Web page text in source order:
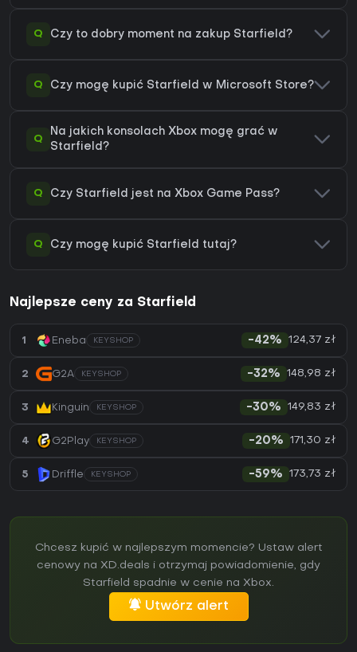
Q Czy to dobry moment na zakup Starfield?
Q Czy mogę kupić Starfield w Microsoft Store?
Q
Na jakich konsolach Xbox mogę grać w
Starfield?
Q Czy Starfield jest na Xbox Game Pass?
Q Czy mogę kupić Starfield tutaj?
Najlepsze ceny za Starfield
1 Eneba KEYSHOP -42% 124,37 zł
2 G2A KEYSHOP -32% 148,98 zł
3 Kinguin KEYSHOP -30% 149,83 zł
4 G2Play KEYSHOP -20% 171,30 zł
5 Driffle KEYSHOP -59% 173,73 zł
Chcesz kupić w najlepszym momencie? Ustaw alert
cenowy na XD.deals i otrzymaj powiadomienie, gdy
Starfield spadnie w cenie na Xbox.
Utwórz alert